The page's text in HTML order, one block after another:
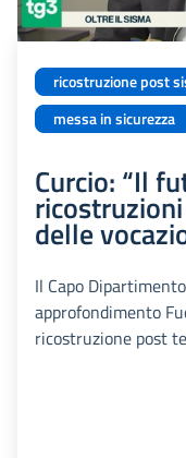
ricostruzione post
messa in sicurezza
Curcio: “Il
delle
Il Capo
approfondimento
ricostruzione post